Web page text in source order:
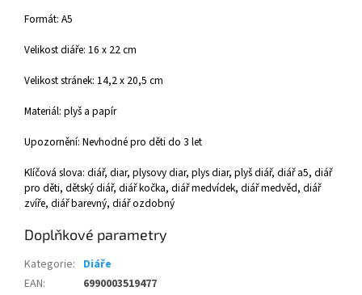
Formát: A5
Velikost diáře: 16 x 22 cm
Velikost stránek: 14,2 x 20,5 cm
Materiál: plyš a papír
Upozornění: Nevhodné pro děti do 3 let
Klíčová slova: diář, diar, plysovy diar, plys diar, plyš diář, diář a5, diář
pro děti, dětský diář, diář kočka, diář medvídek, diář medvěd, diář
zvíře, diář barevný, diář ozdobný
Doplňkové parametry
Kategorie: Diáře
EAN: 6990003519477